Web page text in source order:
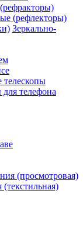
(рефлекторы)
Зеркально-
телескопы
телефона
(просмотровая)